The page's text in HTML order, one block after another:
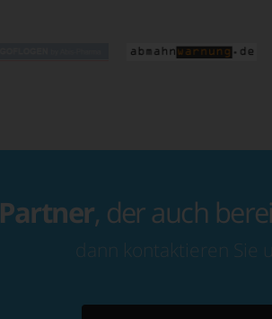
Partner, der auch
dann kontaktieren Sie